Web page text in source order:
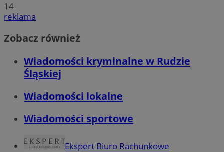
14
reklama
Zobacz również
Wiadomości kryminalne w Rudzie
Śląskiej
Wiadomości lokalne
Wiadomości sportowe
Ekspert Biuro Rachunkowe